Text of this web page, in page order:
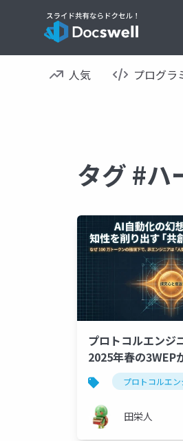
人気 プログラ
タグ #ハ
プロトコルエンジ
2025年春の3WEP
性を削り出す」対
髄
プロトコルエ
田栄人